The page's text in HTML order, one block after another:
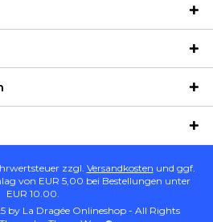
zzgl. Versandkosten und ggf.
von EUR 5,00 bei Bestellungen unter
EUR 10.00.
La Dragée Onlineshop - All Rights